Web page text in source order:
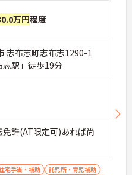
万円程度
志布志町志布志1290-1
志駅」徒歩19分
許(AT限定可)あれば尚
宅手当・補助
託児所・育児補助